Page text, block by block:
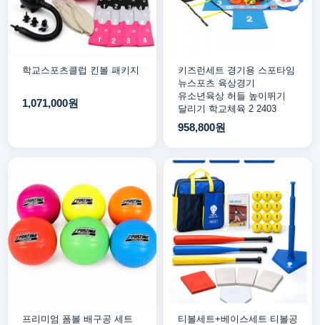
학교스포츠클럽 킨볼 패키지
1,071,000원
키즈런세트 경기용 스포타임
뉴스포츠 육상경기
유소년육상 허들 높이뛰기
달리기 학교체육 2 2403
958,800원
프리미엄 폼볼 배구공 세트
티볼세트+베이스세트 티볼공